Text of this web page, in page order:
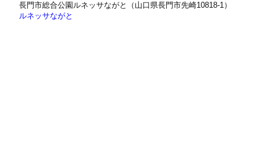
長門市総合公園ルネッサながと（山口県長門市先崎10818-1）
ルネッサながと